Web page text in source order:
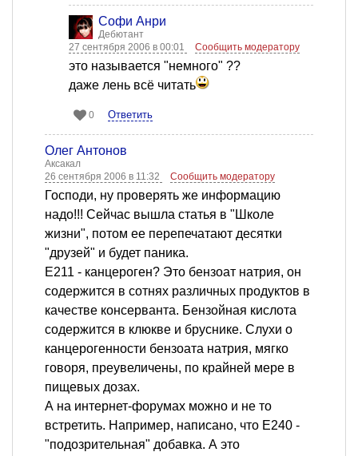
Софи Анри
Дебютант
27 сентября 2006 в 00:01
Сообщить модератору
это называется "немного" ??
даже лень всё читать
0 Ответить
Олег Антонов
Аксакал
26 сентября 2006 в 11:32
Сообщить модератору
Господи, ну проверять же информацию
надо!!! Сейчас вышла статья в "Школе
жизни", потом ее перепечатают десятки
"друзей" и будет паника.
Е211 - канцероген? Это бензоат натрия, он
содержится в сотнях различных продуктов в
качестве консерванта. Бензойная кислота
содержится в клюкве и бруснике. Слухи о
канцерогенности бензоата натрия, мягко
говоря, преувеличены, по крайней мере в
пищевых дозах.
А на интернет-форумах можно и не то
встретить. Например, написано, что Е240 -
"подозрительная" добавка. А это